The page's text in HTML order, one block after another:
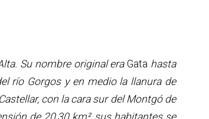
Su nombre original eraGata hasta
río Gorgos y en medio la llanura de
con la cara sur del Montgó de
de 20,30 km², sus habitantes se